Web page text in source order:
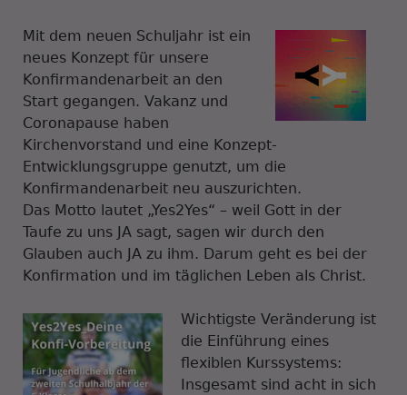
Mit dem neuen Schuljahr ist ein
neues Konzept für unsere
Konfirmandenarbeit an den
Start gegangen. Vakanz und
Coronapause haben
Kirchenvorstand und eine Konzept-
Entwicklungsgruppe genutzt, um die
Konfirmandenarbeit neu auszurichten.
Das Motto lautet „Yes2Yes“ – weil Gott in der
Taufe zu uns JA sagt, sagen wir durch den
Glauben auch JA zu ihm. Darum geht es bei der
Konfirmation und im täglichen Leben als Christ.
Wichtigste Veränderung ist
die Einführung eines
flexiblen Kurssystems:
Insgesamt sind acht in sich